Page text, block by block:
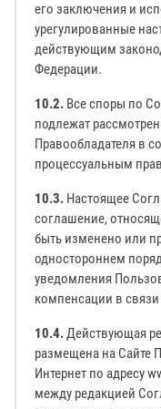
его заключения и
урегулированные
действующим
Федерации.
10.2. Все споры по
подлежат
Правообладателя в
процессуальным
10.3. Настоящее
соглашение,
быть изменено или
одностороннем
уведомления
компенсации в связи
10.4.Действующая
размещена на Сайте
Интернет по адресу
между редакцией